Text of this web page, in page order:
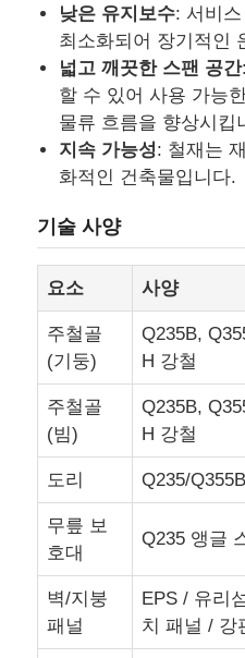
회사 소개
공장 투어
품질 관리
연락처
견적 요청
가벼운 철강 전조주택
철강 구조 건물
강철 구조물 작업장
강철 구조물 창고
상업용 철강 건물
낮은 유지보수: 서비
최소화되어 장기적인
넓고 깨끗한 스팬 공간
할 수 있어 사용 가능
물류 흐름을 향상시킵
지속 가능성: 철재는
화적인 건축물입니다.
기술 사양
요소 사양
주철골
(기둥)
Q235B,
H 강철
주철골
(빔)
Q235B,
H 강철
도리 Q235/
무릎 보
호대
Q235 앵글
벽/지붕
패널
EPS / 유리
치 패널 / 강